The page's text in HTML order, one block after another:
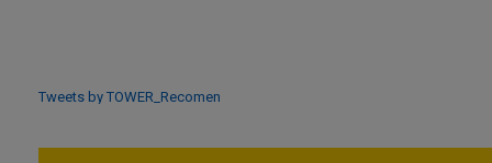
Tweets by TOWER_Recomen